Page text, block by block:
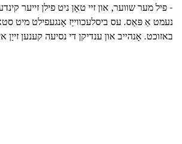
- פיל מער שווער, און זיי טאָן ניט פילן זייער
נעמט אַ פּאַס. עס ביסלעכווייַז אָנגעפילט מיט
באזוכט. אָנהייב און ענדיקן די נסיעה קענען זייַן